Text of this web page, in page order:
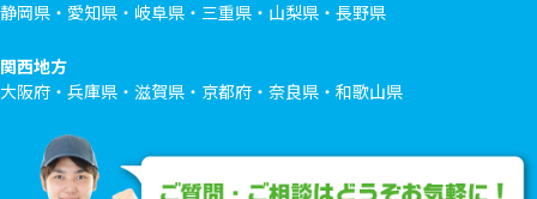
静岡県・愛知県・岐阜県・三重県・山梨県・長野県
関西地方
大阪府・兵庫県・滋賀県・京都府・奈良県・和歌山県